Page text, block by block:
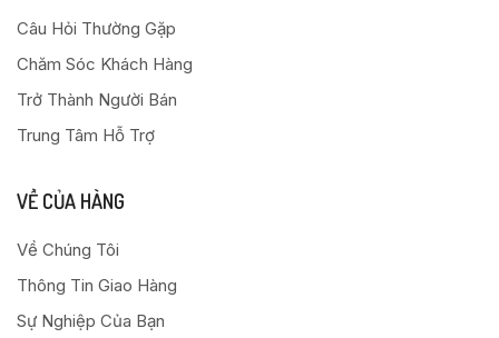
Câu Hỏi Thường Gặp
Chăm Sóc Khách Hàng
Trở Thành Người Bán
Trung Tâm Hỗ Trợ
VỀ CỦA HÀNG
Về Chúng Tôi
Thông Tin Giao Hàng
Sự Nghiệp Của Bạn